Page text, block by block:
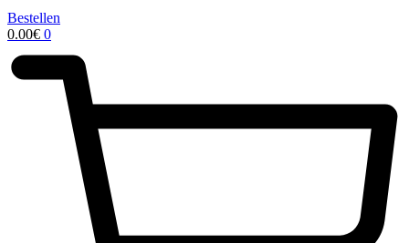
Bestellen
0.00€ 0